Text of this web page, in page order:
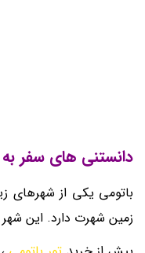
دانستنی های سفر به
باتومی یکی از شهرهای
زمین شهرت دارد. این